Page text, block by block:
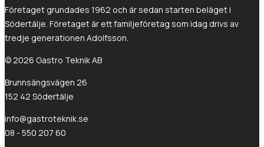
Företaget grundades 1962 och är sedan starten beläget i
Södertälje. Företaget är ett familjeföretag som idag drivs av
tredje generationen Adolfsson.
© 2026 Gastro Teknik AB
Brunnsängsvägen 26
152 42 Södertälje
info@gastroteknik.se
08 - 550 207 60